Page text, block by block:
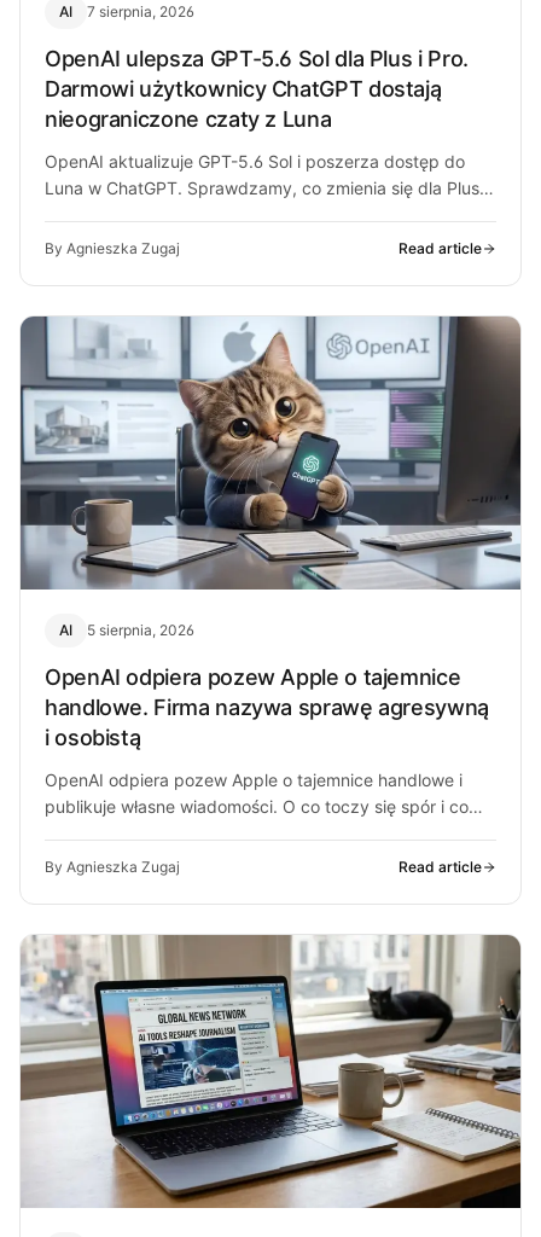
AI 7 sierpnia, 2026
OpenAI ulepsza GPT-5.6 Sol dla Plus i Pro.
Darmowi użytkownicy ChatGPT dostają
nieograniczone czaty z Luna
OpenAI aktualizuje GPT-5.6 Sol i poszerza dostęp do
Luna w ChatGPT. Sprawdzamy, co zmienia się dla Plus,
By Agnieszka Zugaj Read article
AI 5 sierpnia, 2026
OpenAI odpiera pozew Apple o tajemnice
handlowe. Firma nazywa sprawę agresywną
i osobistą
OpenAI odpiera pozew Apple o tajemnice handlowe i
publikuje własne wiadomości. O co toczy się spór i co
By Agnieszka Zugaj Read article